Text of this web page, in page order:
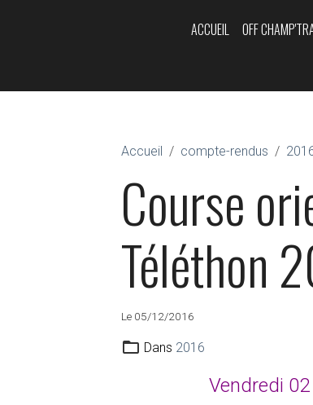
ACCUEIL OFF
Accueil compte-rendus
Course
Téléthon
Le 05/12/2016
Dans 2016
Vendredi